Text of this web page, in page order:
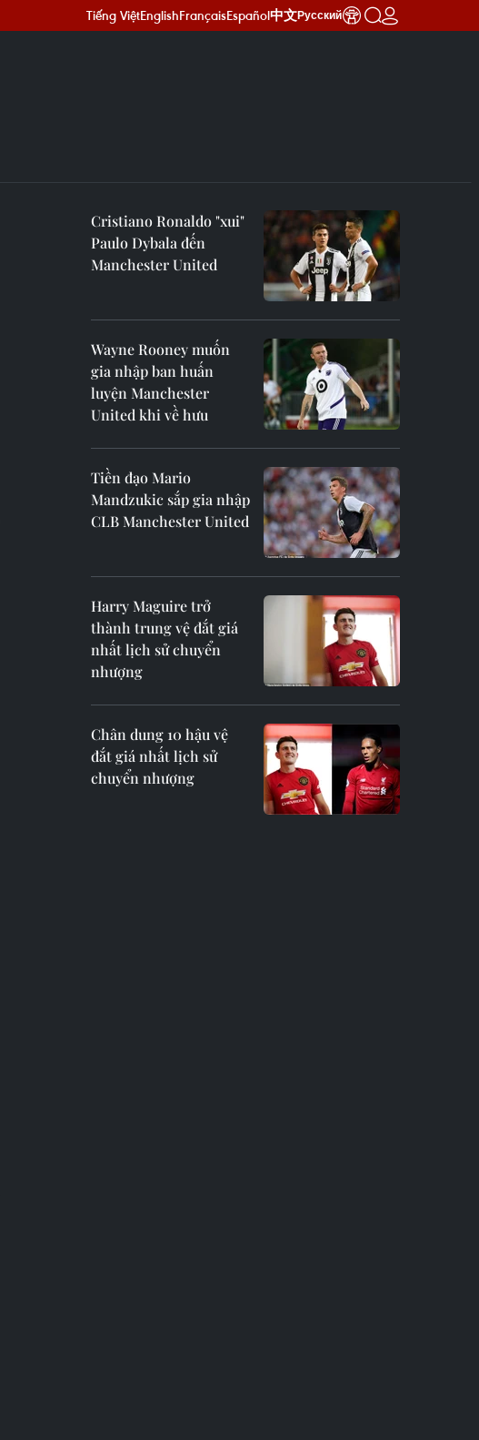
Tiếng ViệtEnglishFrançaisEspañol中文Русский
Cristiano Ronaldo "xui"
Paulo Dybala đến
Manchester United
Wayne Rooney muốn
gia nhập ban huấn
luyện Manchester
United khi về hưu
Tiền đạo Mario
Mandzukic sắp gia nhập
CLB Manchester United
Harry Maguire trở
thành trung vệ đắt giá
nhất lịch sử chuyển
nhượng
Chân dung 10 hậu vệ
đắt giá nhất lịch sử
chuyển nhượng